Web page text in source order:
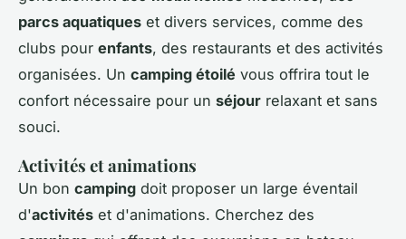
parcs aquatiques et divers services, comme des
clubs pour enfants, des restaurants et des activités
organisées. Un camping étoilé vous offrira tout le
confort nécessaire pour un séjour relaxant et sans
souci.
Activités et animations
Un bon camping doit proposer un large éventail
d'activités et d'animations. Cherchez des